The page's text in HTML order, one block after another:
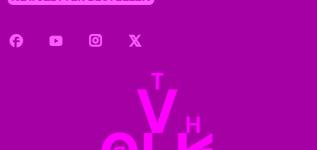
Facebook Youtube InstagramTwitter